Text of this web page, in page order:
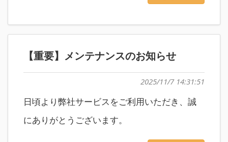
【重要】メンテナンスのお知らせ
2025/11/7 14:31:51
日頃より弊社サービスをご利用いただき、誠
にありがとうございます。